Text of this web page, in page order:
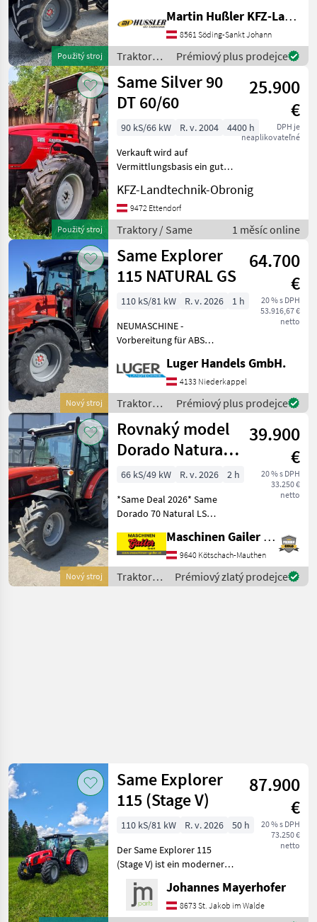
Použitý stroj
Motor • 40km/h mit
reduzierter Drehzahl •
Verstärke Achsen (HD-
Vorderachsen) • EHR
Martin Hußler KFZ-Landtechnik
8561 Söding-Sankt Johann
Traktory /
Same
Prémiový plus prodejce
Použitý stroj
Same Silver 90
DT 60/60
25.900
€
DPH je
neaplikovateľné
90 kS/66 kW R. v. 2004
4400 h
Verkauft wird auf
Vermittlungsbasis ein gut
ausgestatteter Silver 90
Agroshift 3x Lastschaltung,
EHR, FZW+FKH, Klima,
Hyd.Bremsventil Pohon:
Pohon
KFZ-Landtechnik-Obronig
9472 Ettendorf
Traktory / Same 1 měsíc online
Nový stroj
Same Explorer
115 NATURAL GS
64.700
€
20 % s DPH
53.916,67 €
netto
110 kS/81 kW R. v. 2026
1 h
NEUMASCHINE -
Vorbereitung für ABS
145 Liter, AdBluetank 10
Liter - Powershuttle (Stop &
Go System) - Lüfterrad mit
VISCO Kupplung
Luger Handels GmbH.
4133 Niederkappel
Traktory /
Same
Prémiový plus prodejce
Nový stroj
Rovnaký model
Dorado Natural
70 (fáza V)
39.900
€
20 % s DPH
33.250 €
netto
66 kS/49 kW R. v. 2026
2 h
*Same Deal 2026* Same
Dorado 70 Natural LS
FARMotion 35 Stage V s
turbodúchadlom a
chladením plniaceho
vzduchu - 65 PS - 3 valce -
Maschinen Gailer GmbH
9640 Kötschach-Mauthen
Traktory /
Same
Prémiový zlatý prodejce
Same Explorer
115 (Stage V)
87.900
€
20 % s DPH
73.250 €
netto
110 kS/81 kW R. v. 2026
50 h
Der Same Explorer 115
(Stage V) ist ein moderner
durch seine Leistungsstärke
und Vielseitigkeit
Johannes Mayerhofer
8673 St. Jakob im Walde